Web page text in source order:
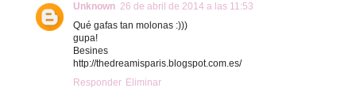
Unknown 26 de abril de 2014 a las 11:53
Qué gafas tan molonas :)))
gupa!
Besines
http://thedreamisparis.blogspot.com.es/
Responder Eliminar